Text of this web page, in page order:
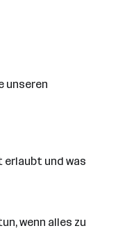
unseren
erlaubt und was
wenn alles zu